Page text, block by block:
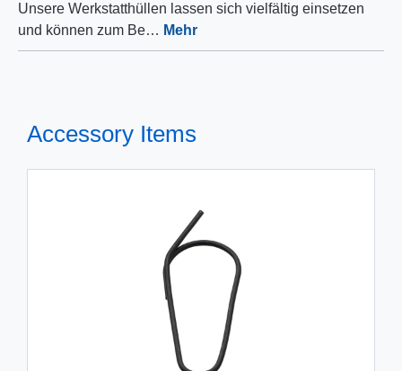
Unsere Werkstatthüllen lassen sich vielfältig einsetzen
und können zum Be… Mehr
Accessory Items